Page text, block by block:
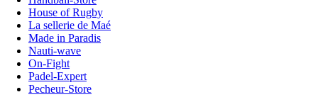
House of Rugby
La sellerie de Maé
Made in Paradis
Nauti-wave
On-Fight
Padel-Expert
Pecheur-Store